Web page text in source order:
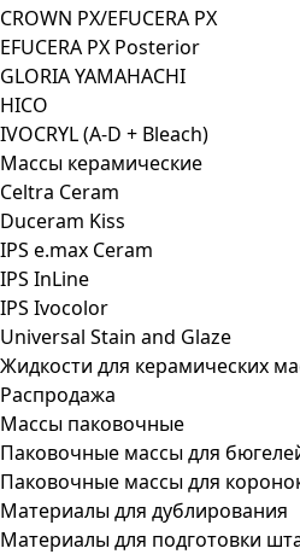
CROWN PX/EFUCERA PX
EFUCERA PX Posterior
GLORIA YAMAHACHI
HICO
IVOCRYL (A-D + Bleach)
Массы керамические
Celtra Ceram
Duceram Kiss
IPS e.max Ceram
IPS InLine
IPS Ivocolor
Universal Stain and Glaze
Жидкости для керамических
Распродажа
Массы паковочные
Паковочные массы для
Паковочные массы для
Материалы для дублирования
Материалы для подготовки